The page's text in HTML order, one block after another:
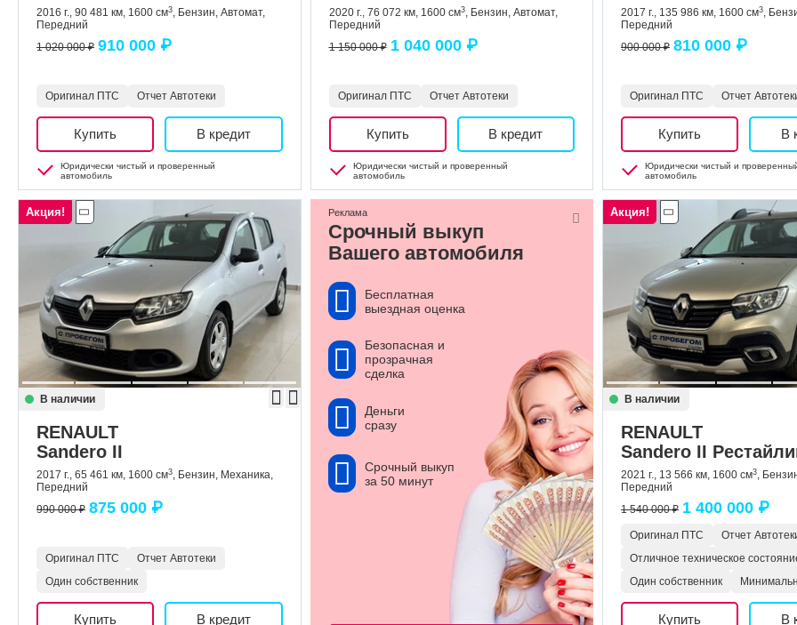
2016 г., 90 481 км, 1600 см3, Бензин, Автомат,
Передний
1 020 000 ₽ 910 000 ₽
Оригинал ПТС Отчет Автотеки
Купить В кредит
Юридически чистый и проверенный
автомобиль
2020 г., 76 072 км, 1600 см3, Бензин, Автомат,
Передний
1 150 000 ₽ 1 040 000 ₽
Оригинал ПТС Отчет Автотеки
Купить В кредит
Юридически чистый и проверенный
автомобиль
2017 г., 135 986 км, 1600 см3,
Передний
900 000 ₽ 810 000 ₽
Оригинал ПТС Отчет
Купить В
Юридически чистый и
автомобиль
Акция!
В наличии
RENAULT
Sandero II
2017 г., 65 461 км, 1600 см3, Бензин, Механика,
Передний
990 000 ₽ 875 000 ₽
Оригинал ПТС
Отчет Автотеки
Один собственник
Купить В кредит
Срочный выкуп
Вашего автомобиля
Бесплатная
выездная оценка
Безопасная и
прозрачная
сделка
Деньги
сразу
Срочный выкуп
за 50 минут
Реклама Акция!
В наличии
RENAULT
Sandero II
2021 г., 13 566 км, 1600 см3,
Передний
1 540 000 ₽ 1 400 000 ₽
Оригинал ПТС
Отчет
Отличное техническое
Один собственник
Купить В